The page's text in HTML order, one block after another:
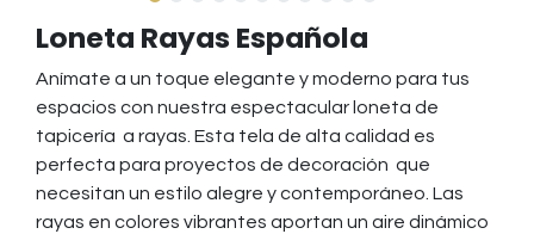
Loneta Rayas Española
Anímate a un toque elegante y moderno para tus
espacios con nuestra espectacular loneta de
tapicería a rayas. Esta tela de alta calidad es
perfecta para proyectos de decoración que
necesitan un estilo alegre y contemporáneo. Las
rayas en colores vibrantes aportan un aire dinámico